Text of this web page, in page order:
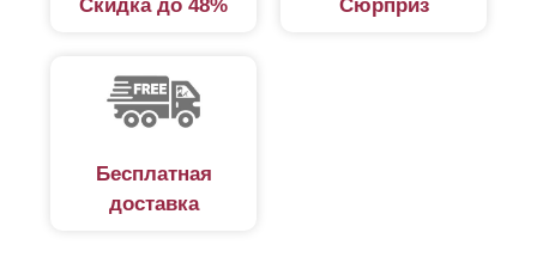
Скидка до 48% Сюрприз
Бесплатная
доставка